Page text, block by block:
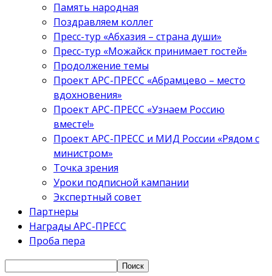
Память народная
Поздравляем коллег
Пресс-тур «Абхазия – страна души»
Пресс-тур «Можайск принимает гостей»
Продолжение темы
Проект АРС-ПРЕСС «Абрамцево – место
вдохновения»
Проект АРС-ПРЕСС «Узнаем Россию
вместе!»
Проект АРС-ПРЕСС и МИД России «Рядом с
министром»
Точка зрения
Уроки подписной кампании
Экспертный совет
Партнеры
Награды АРС-ПРЕСС
Проба пера